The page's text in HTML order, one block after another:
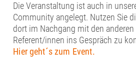
Die Veranstaltung ist auch in
Community angelegt. Nutzen Sie
dort im Nachgang mit den anderen
Referent/innen ins Gespräch zu
Hier geht´s zum Event.